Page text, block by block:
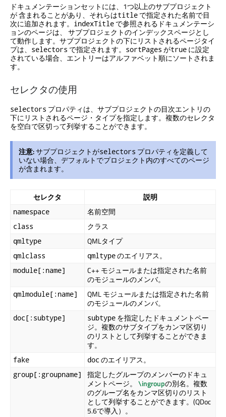
ドキュメンテーションセットには、1つ以上のサブプロジェクト
が 含まれることがあり、それらはtitle で指定された名前で目
次に追加されます。 indexTitle で参照されるドキュメンテーシ
ョンのページは、 サブプロジェクトのインデックスページとし
て動作します。サブプロジェクトの下にリストされるページタイ
プは、 selectors で指定されます。 sortPages がtrue に設定
されている場合、エントリーはアルファベット順にソートされま
す。
セレクタの使用
selectors プロパティは、サブプロジェクトの目次エントリの
下にリストされるページ・タイプを指定します。複数のセレクタ
を空白で区切って列挙することができます。
注意:サブプロジェクトがselectors プロパティを定義して
いない場合、デフォルトでプロジェクト内のすべてのページ
が含まれます。
セレクタ 説明
namespace 名前空間
class クラス
qmltype QMLタイプ
qmlclass qmltypeのエイリアス。
module[:name]
C++ モジュールまたは指定された名前
のモジュールのメンバ。
qmlmodule[:name]
QML モジュールまたは指定された名前
のモジュールのメンバ。
doc[:subtype] subtype を指定したドキュメントペー
ジ。複数のサブタイプをカンマ区切り
のリストとして列挙することができま
す。
fake doc のエイリアス。
group[:groupname]
指定したグループのメンバーのドキュ
メントページ。 \ingroupの別名。複数
のグループ名をカンマ区切りのリスト
として列挙することができます。(QDoc
5.6で導入）。